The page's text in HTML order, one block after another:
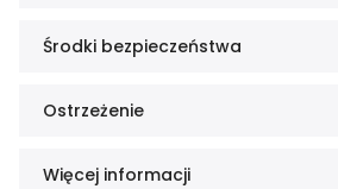
Środki bezpieczeństwa
Ostrzeżenie
Więcej informacji